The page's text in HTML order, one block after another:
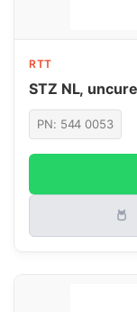
RTT
PN: 544 0053